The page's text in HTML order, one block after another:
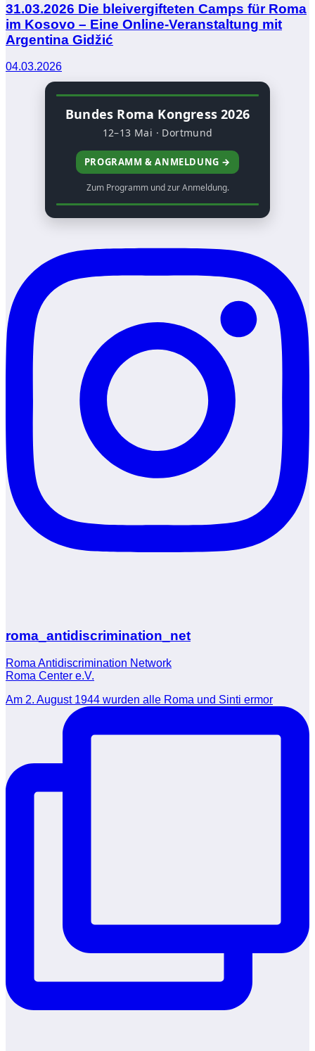
31.03.2026 Die bleivergifteten Camps für Roma
im Kosovo – Eine Online-Veranstaltung mit
Argentina Gidžić
04.03.2026
Bundes Roma Kongress 2026
12–13 Mai · Dortmund
PROGRAMM & ANMELDUNG →
Zum Programm und zur Anmeldung.
roma_antidiscrimination_net
Roma Antidiscrimination Network
Roma Center e.V.
Am 2. August 1944 wurden alle Roma und Sinti ermor